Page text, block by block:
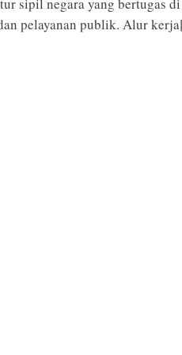
pelayanan publik. Alur kerja